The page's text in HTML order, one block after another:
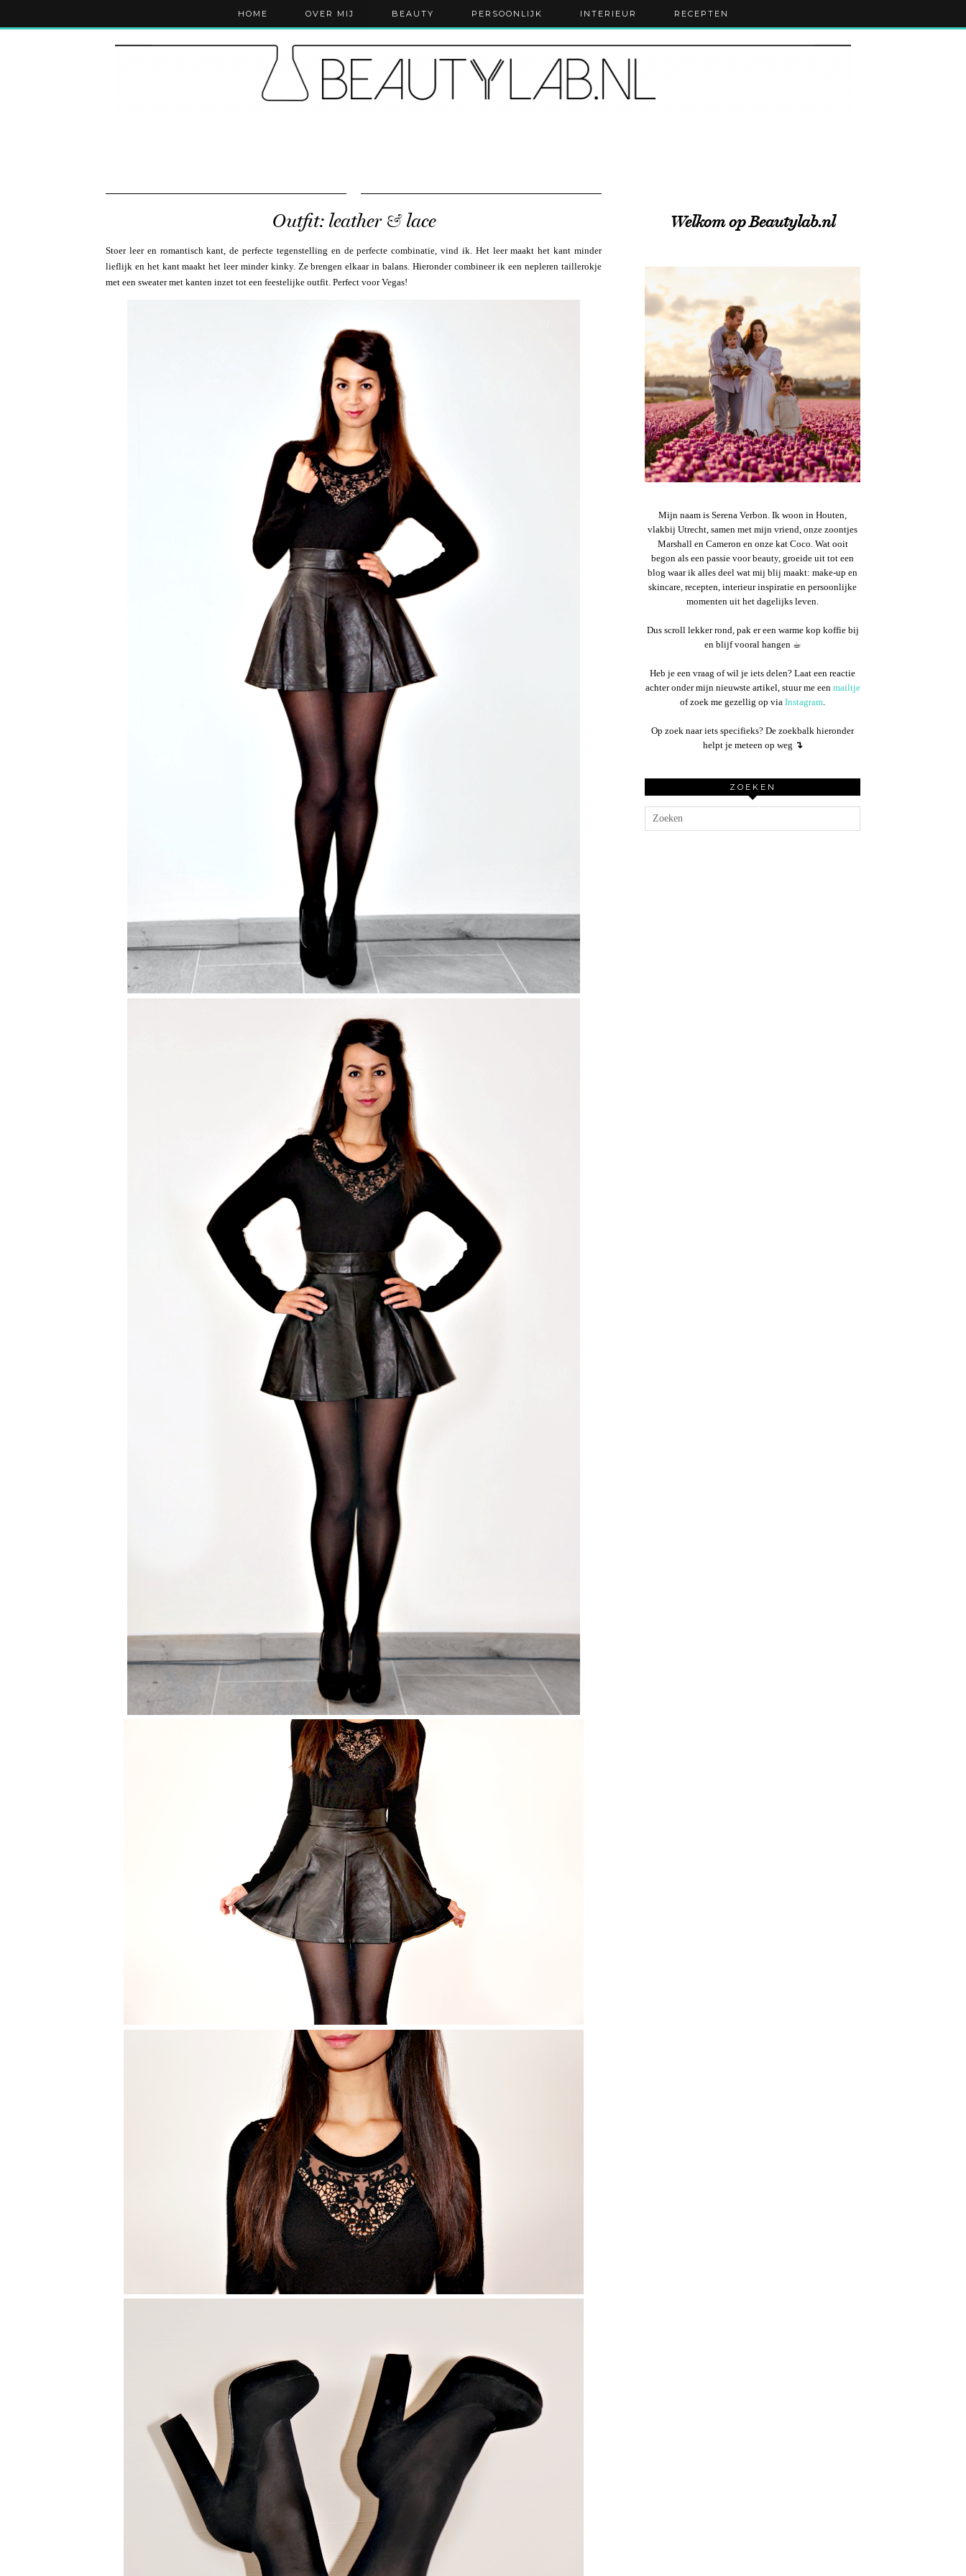
HOME OVER MIJ BEAUTY PERSOONLIJK INTERIEUR RECEPTEN
Outfit: leather & lace
Stoer leer en romantisch kant, de perfecte tegenstelling en de perfecte combinatie, vind ik. Het leer maakt het kant minder
lieflijk en het kant maakt het leer minder kinky. Ze brengen elkaar in balans. Hieronder combineer ik een nepleren taillerokje
met een sweater met kanten inzet tot een feestelijke outfit. Perfect voor Vegas!
Welkom op Beautylab.nl
Mijn naam is Serena Verbon. Ik woon in Houten,
vlakbij Utrecht, samen met mijn vriend, onze zoontjes
Marshall en Cameron en onze kat Coco. Wat ooit
begon als een passie voor beauty, groeide uit tot een
blog waar ik alles deel wat mij blij maakt: make-up en
skincare, recepten, interieur inspiratie en persoonlijke
momenten uit het dagelijks leven.
Dus scroll lekker rond, pak er een warme kop koffie bij
en blijf vooral hangen ☕︎
Heb je een vraag of wil je iets delen? Laat een reactie
achter onder mijn nieuwste artikel, stuur me een mailtje
of zoek me gezellig op via Instagram.
Op zoek naar iets specifieks? De zoekbalk hieronder
helpt je meteen op weg ↴
ZOEKEN